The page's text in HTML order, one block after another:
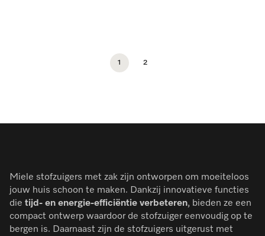
1 2
Miele stofzuigers met zak zijn ontworpen om moeiteloos
jouw huis schoon te maken. Dankzij innovatieve functies
die tijd- en energie-efficiëntie verbeteren, bieden ze een
compact ontwerp waardoor de stofzuiger eenvoudig op te
bergen is. Daarnaast zijn de stofzuigers uitgerust met